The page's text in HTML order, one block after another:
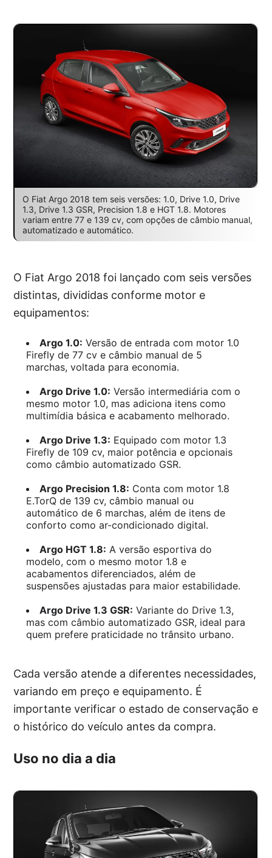
O Fiat Argo 2018 tem seis versões: 1.0, Drive 1.0, Drive
1.3, Drive 1.3 GSR, Precision 1.8 e HGT 1.8. Motores
variam entre 77 e 139 cv, com opções de câmbio manual,
automatizado e automático.
O Fiat Argo 2018 foi lançado com seis versões
distintas, divididas conforme motor e
equipamentos:
Argo 1.0: Versão de entrada com motor 1.0
Firefly de 77 cv e câmbio manual de 5
marchas, voltada para economia.
Argo Drive 1.0: Versão intermediária com o
mesmo motor 1.0, mas adiciona itens como
multimídia básica e acabamento melhorado.
Argo Drive 1.3: Equipado com motor 1.3
Firefly de 109 cv, maior potência e opcionais
como câmbio automatizado GSR.
Argo Precision 1.8: Conta com motor 1.8
E.TorQ de 139 cv, câmbio manual ou
automático de 6 marchas, além de itens de
conforto como ar-condicionado digital.
Argo HGT 1.8: A versão esportiva do
modelo, com o mesmo motor 1.8 e
acabamentos diferenciados, além de
suspensões ajustadas para maior estabilidade.
Argo Drive 1.3 GSR: Variante do Drive 1.3,
mas com câmbio automatizado GSR, ideal para
quem prefere praticidade no trânsito urbano.
Cada versão atende a diferentes necessidades,
variando em preço e equipamento. É
importante verificar o estado de conservação e
o histórico do veículo antes da compra.
Uso no dia a dia